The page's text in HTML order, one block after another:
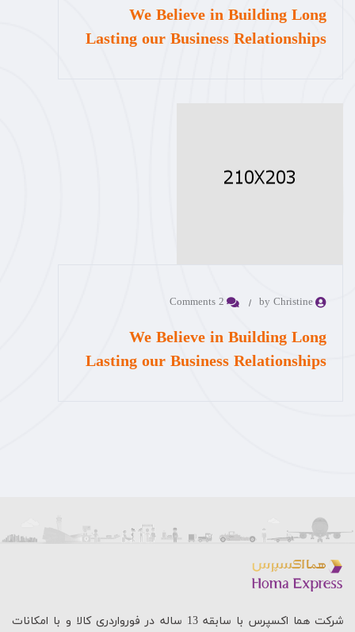
We Believe in Building Long
Lasting our Business Relationships
by Christine
2 Comments
We Believe in Building Long
Lasting our Business Relationships
شرکت هما اکسپرس با سابقه 13 ساله در فورواردری کالا و با امکانات